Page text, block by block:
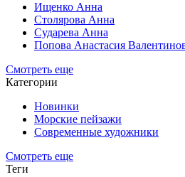
Ищенко Анна
Столярова Анна
Сударева Анна
Попова Анастасия
Смотреть еще
Категории
Новинки
Морские пейзажи
Современные художники
Смотреть еще
Теги